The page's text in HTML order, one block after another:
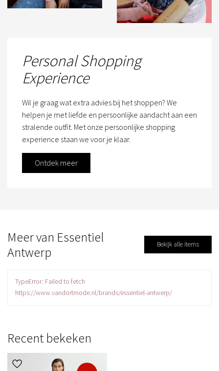
Personal Shopping
Experience
Wil je graag wat extra advies bij het shoppen? We
helpen je met liefde en persoonlijke aandacht aan een
stralende outfit. Met onze persoonlijke shopping
experience staan we voor je klaar.
Ontdek meer
Meer van Essentiel
Antwerp
Bekijk alle items
TypeError: Failed to fetch
https://www.vandortmode.nl/brands/essentiel-antwerp/
Recent bekeken